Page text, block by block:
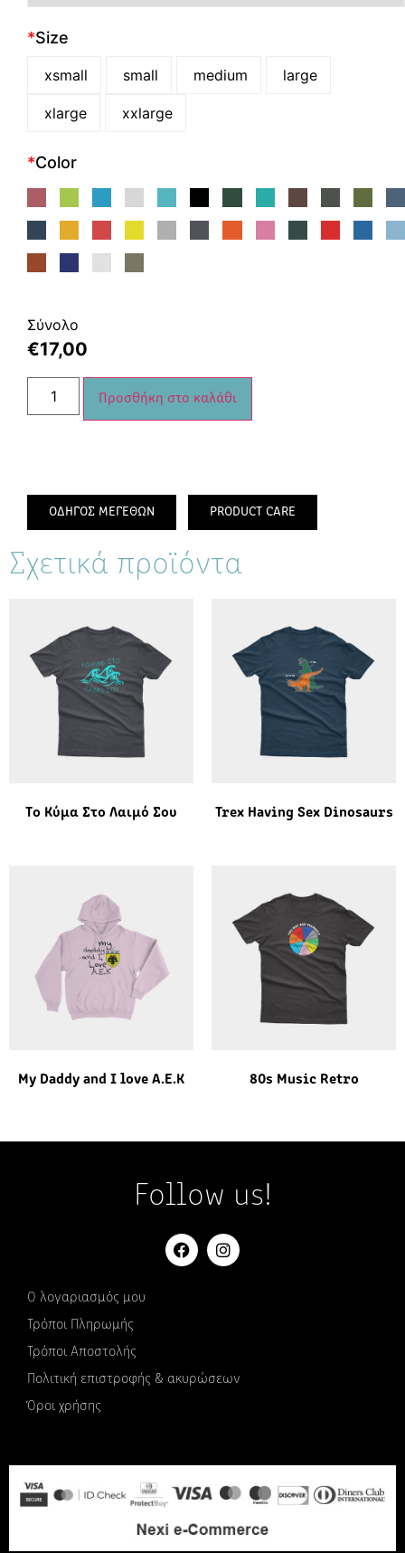
*Size
xsmall small medium large
xlarge xxlarge
*Color
Σύνολο
€17,00
Προσθήκη στο καλάθι
ΟΔΗΓΟΣ ΜΕΓΕΘΩΝ PRODUCT CARE
Σχετικά προϊόντα
Το Κύμα Στο Λαιμό Σου Trex Having Sex Dinosaurs
My Daddy and I love A.E.K 80s Music Retro
Follow us!
Ο λογαριασμός μου
Τρόποι Πληρωμής
Τρόποι Αποστολής
Πολιτική επιστροφής & ακυρώσεων
Όροι χρήσης